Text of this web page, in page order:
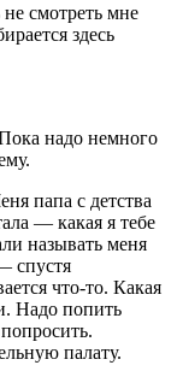
смотреть мне
здесь
надо немного
папа с детства
— какая я тебе
называть меня
спустя
что-то. Какая
Надо попить
палату.